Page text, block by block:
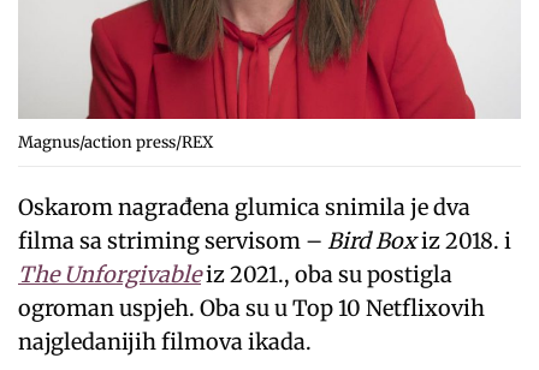
Magnus/action press/REX
Oskarom nagrađena glumica snimila je dva
filma sa striming servisom –Bird Boxiz 2018. i
The Unforgivableiz 2021., oba su postigla
ogroman uspjeh. Oba su u Top 10 Netflixovih
najgledanijih filmova ikada.